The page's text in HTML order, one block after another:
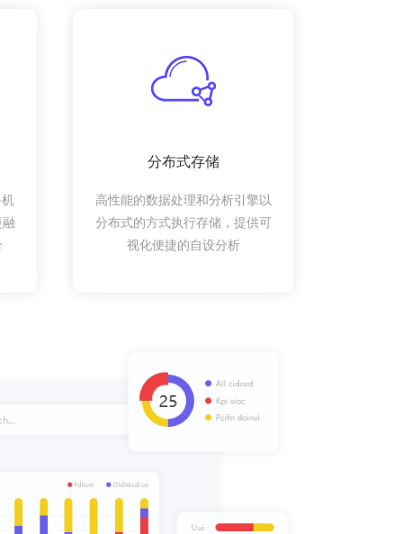
分布式存储
高性能的数据处理和分析引擎以
分布式的方式执行存储，提供可
视化便捷的自设分析